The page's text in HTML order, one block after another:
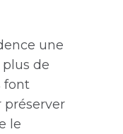
une
de
font
préserver
le